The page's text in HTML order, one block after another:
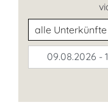
Unterkunftsart
09.08.2026 -